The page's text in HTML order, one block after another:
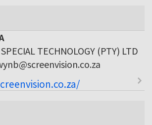
TECHNOLOGY (PTY) LTD